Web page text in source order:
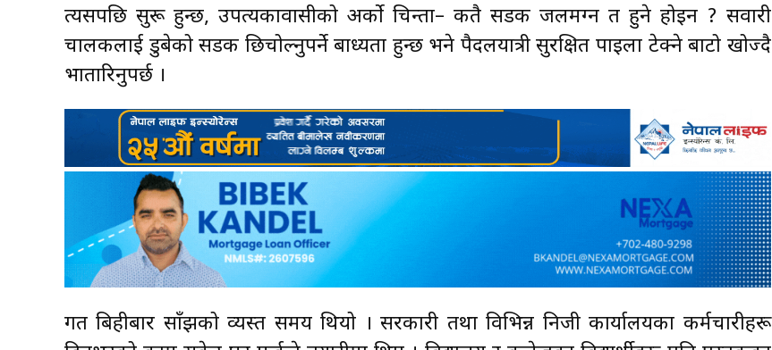
त्यसपछि सुरू हुन्छ, उपत्यकावासीको अर्को चिन्ता– कतै सडक जलमग्न त हुने होइन ? सवारी
चालकलाई डुबेको सडक छिचोल्नुपर्ने बाध्यता हुन्छ भने पैदलयात्री सुरक्षित पाइला टेक्ने बाटो खोज्दै
भौँतारिनुपर्छ ।
गत बिहीबार साँझको व्यस्त समय थियो । सरकारी तथा विभिन्न निजी कार्यालयका कर्मचारीहरू